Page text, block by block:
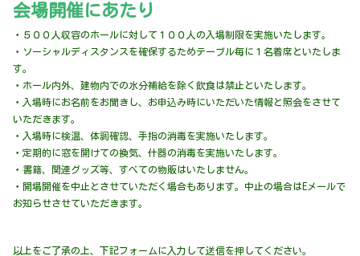
会場開催にあたり
・５００人収容のホールに対して１００人の入場制限を実施いたします。
・ソーシャルディスタンスを確保するためテーブル毎に１名着席といたしま
す。
・ホール内外、建物内での水分補給を除く飲食は禁止といたします。
・入場時にお名前をお聞きし、お申込み時にいただいた情報と照会をさせて
いただきます。
・入場時に検温、体調確認、手指の消毒を実施いたします。
・定期的に窓を開けての換気、什器の消毒を実施いたします。
・書籍、関連グッズ等、すべての物販はいたしません。
・開場開催を中止とさせていただく場合もあります。中止の場合はEメールで
お知らせさせていただきます。
以上をご了承の上、下記フォームに入力して送信を押してください。